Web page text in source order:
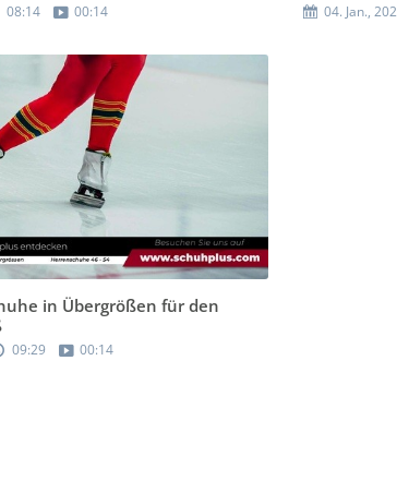
08:14 00:14 04. Jan.,
in Übergrößen für den
09:29 00:14